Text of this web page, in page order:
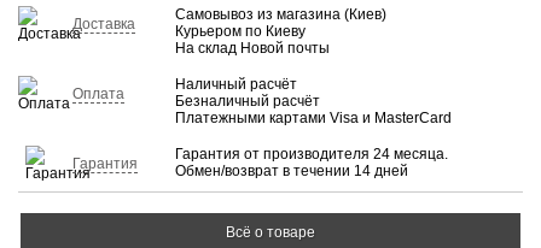
Доставка
Самовывоз из магазина (Киев)
Курьером по Киеву
На склад Новой почты
Оплата
Наличный расчёт
Безналичный расчёт
Платежными картами Visa и MasterCard
Гарантия
Гарантия от производителя 24 месяца.
Обмен/возврат в течении 14 дней
Всё о товаре